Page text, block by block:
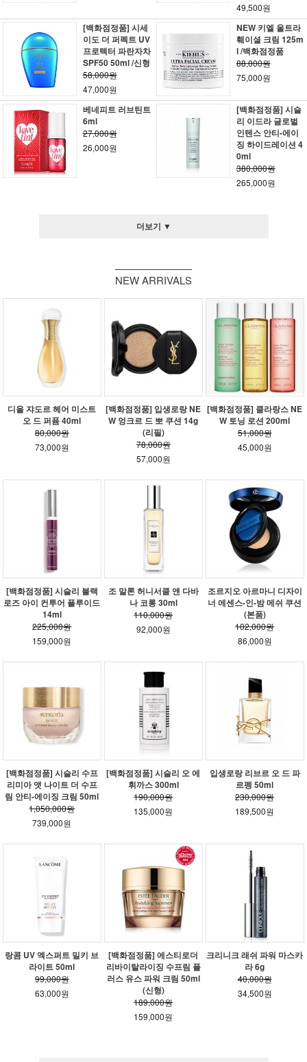
49,500원
[백화점정품] 시세
이도 더 퍼펙트 UV
프로텍터 파란자차
SPF50 50ml /신형
58,000원
47,000원
NEW 키엘 울트라
훼이셜 크림 125m
l /백화점정품
88,000원
75,000원
베네피트 러브틴트
6ml
27,000원
26,000원
[백화점정품] 시슬
리 이드라 글로벌
인텐스 안티-에이
징 하이드레이션 4
0ml
380,000원
265,000원
더보기 ▼
NEW ARRIVALS
디올 쟈도르 헤어 미스트
오 드 퍼퓸 40ml
80,000원
73,000원
[백화점정품] 입생로랑 NE
W 엉크르 드 뽀 쿠션 14g
(리필)
78,000원
57,000원
[백화점정품] 클라랑스 NE
W 토닝 로션 200ml
51,000원
45,000원
[백화점정품] 시슬리 블랙
로즈 아이 컨투어 플루이드
14ml
225,000원
159,000원
조 말론 허니서클 앤 다바
나 코롱 30ml
110,000원
92,000원
조르지오 아르마니 디자이
너 에센스-인-밤 메쉬 쿠션
(본품)
102,000원
86,000원
[백화점정품] 시슬리 수프
리미아 앳 나이트 더 수프
림 안티-에이징 크림 50ml
1,050,000원
739,000원
[백화점정품] 시슬리 오 에
휘까스 300ml
190,000원
135,000원
입생로랑 리브르 오 드 파
르펭 50ml
230,000원
189,500원
랑콤 UV 엑스퍼트 밀키 브
라이트 50ml
99,000원
63,000원
[백화점정품] 에스티로더
리바이탈라이징 수프림 플
러스 유스 파워 크림 50ml
(신형)
189,000원
159,000원
크리니크 래쉬 파워 마스카
라 6g
40,000원
34,500원